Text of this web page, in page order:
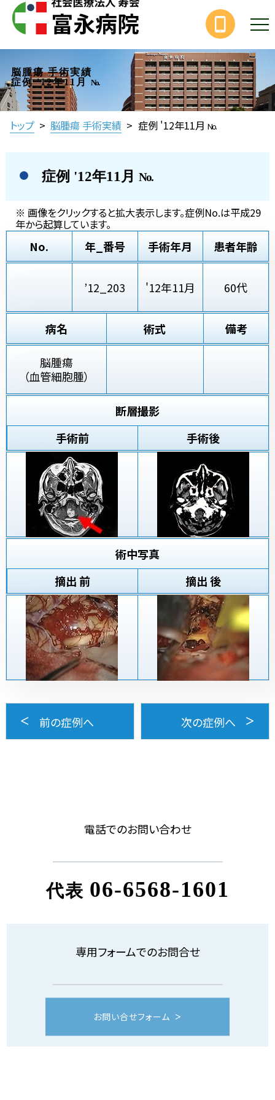
脳腫瘍 手術実績
症例 '12年11月
No.
トップ > 脳腫瘍 手術実績 > 症例 '12年11月 No.
症例 '12年11月 No.
※ 画像をクリックすると拡大表示します。症例No.は平成29
年から起算しています。
No. 年_番号 手術年月 患者年齢
’12_203 '12年11月 60代
病名 術式 備考
脳腫瘍
（血管細胞腫）
断層撮影
手術前
手術後
術中写真
摘出 前
摘出 後
前の症例へ 次の症例へ
電話でのお問い合わせ
代表 06-6568-1601
専用フォームでのお問合せ
お問い合せフォーム